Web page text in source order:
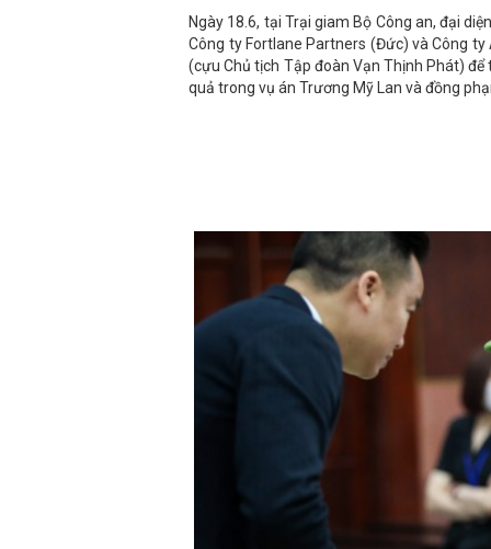
Ngày 18.6, tại Trại giam Bộ Công an, đại
Công ty Fortlane Partners (Đức) và Công
(cựu Chủ tịch Tập đoàn Vạn Thịnh Phát)
quả trong vụ án Trương Mỹ Lan và đồng